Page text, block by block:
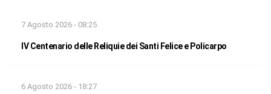
7 Agosto 2026 - 08:25
IV Centenario delle Reliquie dei Santi Felice e Policarpo
6 Agosto 2026 - 18:27